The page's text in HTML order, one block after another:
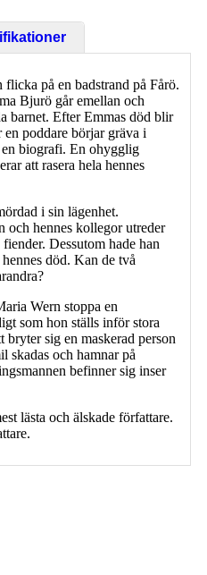
på en badstrand på Fårö.
Bjurö går emellan och
barnet. Efter Emmas död blir
en poddare börjar gräva i
biografi. En ohygglig
att rasera hela hennes
i sin lägenhet.
hennes kollegor utreder
Dessutom hade han
död. Kan de två
Wern stoppa en
som hon ställs inför stora
bryter sig en maskerad person
skadas och hamnar på
befinner sig inser
lästa och älskade författare.